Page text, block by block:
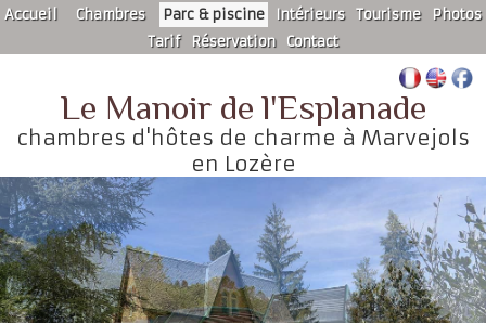
Accueil
Chambres
Bleuet
Coquelicot
Parc & piscine Intérieurs Tourisme
Photos
Tarif
Réservation Contact
Le Manoir de l'Esplanade
chambres d'hôtes de charme à Marvejols
en Lozère